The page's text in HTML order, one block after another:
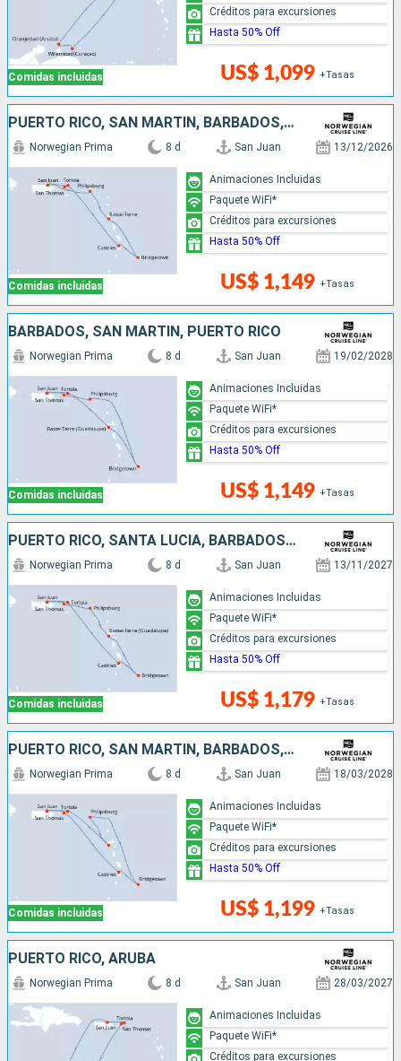
Comidas incluidas US$ 1,099 +Tasas
Créditos para excursiones
Hasta 50% Off
PUERTO RICO, SAN MARTÍN, BARBADOS, SANTA LUCIA
Comidas incluidas
Norwegian Prima 8 d San Juan 13/12/2026
US$ 1,149 +Tasas
Animaciones Incluidas
Paquete WiFi*
Créditos para excursiones
Hasta 50% Off
BARBADOS, SAN MARTÍN, PUERTO RICO
Comidas incluidas
Norwegian Prima 8 d San Juan 19/02/2028
US$ 1,149 +Tasas
Animaciones Incluidas
Paquete WiFi*
Créditos para excursiones
Hasta 50% Off
PUERTO RICO, SANTA LUCIA, BARBADOS, SAN MARTÍN
Comidas incluidas
Norwegian Prima 8 d San Juan 13/11/2027
US$ 1,179 +Tasas
Animaciones Incluidas
Paquete WiFi*
Créditos para excursiones
Hasta 50% Off
PUERTO RICO, SAN MARTÍN, BARBADOS, SANTA LUCIA
Comidas incluidas
Norwegian Prima 8 d San Juan 18/03/2028
US$ 1,199 +Tasas
Animaciones Incluidas
Paquete WiFi*
Créditos para excursiones
Hasta 50% Off
PUERTO RICO, ARUBA
Norwegian Prima 8 d San Juan 28/03/2027
Animaciones Incluidas
Paquete WiFi*
Créditos para excursiones